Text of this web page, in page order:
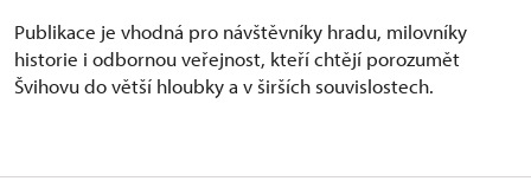
Publikace je vhodná pro návštěvníky hradu, milovníky
historie i odbornou veřejnost, kteří chtějí porozumět
Švihovu do větší hloubky a v širších souvislostech.